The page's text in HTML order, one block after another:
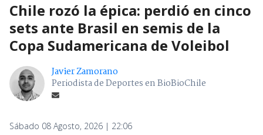
Chile rozó la épica: perdió en cinco
sets ante Brasil en semis de la
Copa Sudamericana de Voleibol
Javier Zamorano
Periodista de Deportes en BioBioChile
Sábado 08 Agosto, 2026 | 22:06